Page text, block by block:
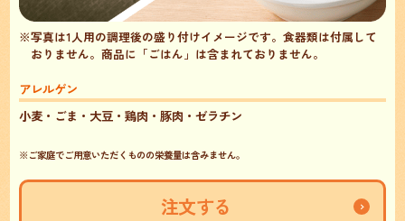
アレルゲン
小麦・ごま・大豆・鶏肉・豚肉・ゼラチン
※ご家庭でご用意いただくものの栄養量は含みません。
注文する
※写真は1人用の調理後の盛り付けイメージです。食器類は付属して
おりません。 商品に「ごはん」は含まれておりません。